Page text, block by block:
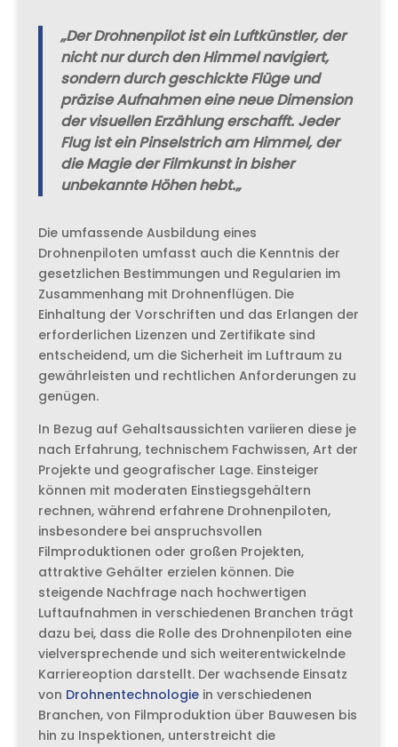
„Der Drohnenpilot ist ein Luftkünstler, der
nicht nur durch den Himmel navigiert,
sondern durch geschickte Flüge und
präzise Aufnahmen eine neue Dimension
der visuellen Erzählung erschafft. Jeder
Flug ist ein Pinselstrich am Himmel, der
die Magie der Filmkunst in bisher
unbekannte Höhen hebt.„
Die umfassende Ausbildung eines
Drohnenpiloten umfasst auch die Kenntnis der
gesetzlichen Bestimmungen und Regularien im
Zusammenhang mit Drohnenflügen. Die
Einhaltung der Vorschriften und das Erlangen der
erforderlichen Lizenzen und Zertifikate sind
entscheidend, um die Sicherheit im Luftraum zu
gewährleisten und rechtlichen Anforderungen zu
genügen.
In Bezug auf Gehaltsaussichten variieren diese je
nach Erfahrung, technischem Fachwissen, Art der
Projekte und geografischer Lage. Einsteiger
können mit moderaten Einstiegsgehältern
rechnen, während erfahrene Drohnenpiloten,
insbesondere bei anspruchsvollen
Filmproduktionen oder großen Projekten,
attraktive Gehälter erzielen können. Die
steigende Nachfrage nach hochwertigen
Luftaufnahmen in verschiedenen Branchen trägt
dazu bei, dass die Rolle des Drohnenpiloten eine
vielversprechende und sich weiterentwickelnde
Karriereoption darstellt. Der wachsende Einsatz
von Drohnentechnologiein verschiedenen
Branchen, von Filmproduktion über Bauwesen bis
hin zu Inspektionen, unterstreicht die